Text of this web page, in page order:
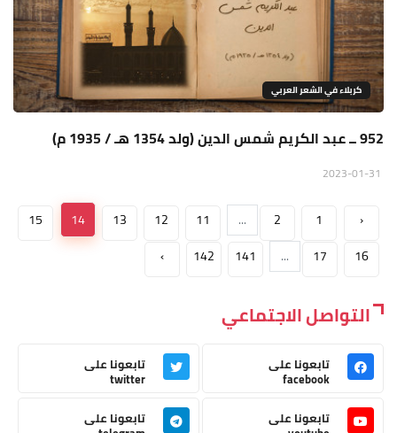
كربلاء في الشعر العربي
952 ــ عبد الكريم شمس الدين (ولد 1354 هـ / 1935 م)
‹
1
2
...
11
12
13
14
15
16
17
...
141
142
›
التواصل الاجتماعي
تابعونا على
facebook
تابعونا على
twitter
تابعونا على
تابعونا على